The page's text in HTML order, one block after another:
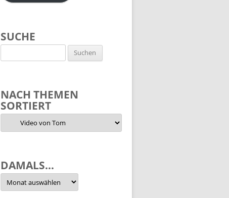
SUCHE
nach:
NACH THEMEN
SORTIERT
Nach
Themen
sortiert
DAMALS…
Damals…